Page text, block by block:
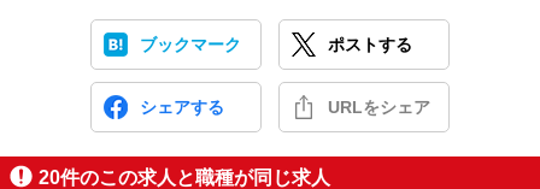
ブックマーク ポストする
シェアする URLをシェア
20件のこの求人と職種が同じ求人